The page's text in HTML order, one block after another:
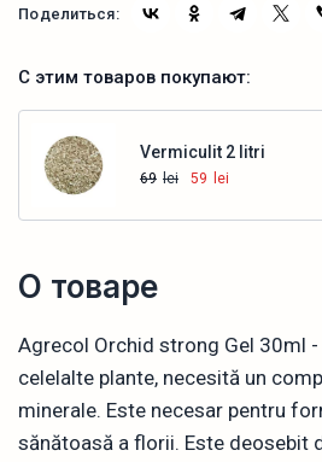
Поделиться:
С этим товаров покупают:
Vermiculit 2 litri
69 lei 59 lei
Купить
О товаре
Agrecol Orchid strong Gel 30ml
celelalte plante, necesită un
minerale. Este necesar pentru
sănătoasă a florii. Este deosebit